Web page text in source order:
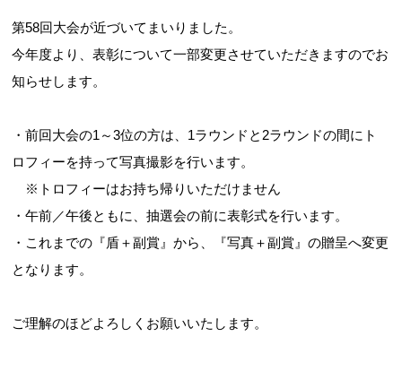
第58回大会が近づいてまいりました。
今年度より、表彰について一部変更させていただきますのでお
知らせします。
・前回大会の1～3位の方は、1ラウンドと2ラウンドの間にト
ロフィーを持って写真撮影を行います。
※トロフィーはお持ち帰りいただけません
・午前／午後ともに、抽選会の前に表彰式を行います。
・これまでの『盾＋副賞』から、『写真＋副賞』の贈呈へ変更
となります。
ご理解のほどよろしくお願いいたします。